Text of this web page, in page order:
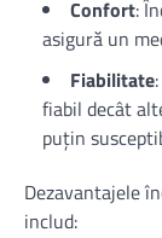
Confort:
asigură un
Fiabilitate
fiabil decât
puțin
Dezavantajele
includ: